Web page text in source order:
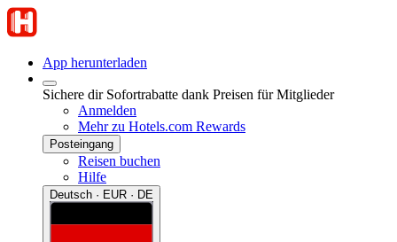
App herunterladen
Sichere dir Sofortrabatte dank Preisen für Mitglieder
Anmelden
Mehr zu Hotels.com Rewards
Posteingang
Reisen buchen
Hilfe
Deutsch · EUR · DE